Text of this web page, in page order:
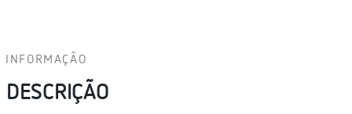
INFORMAÇÃO
DESCRIÇÃO